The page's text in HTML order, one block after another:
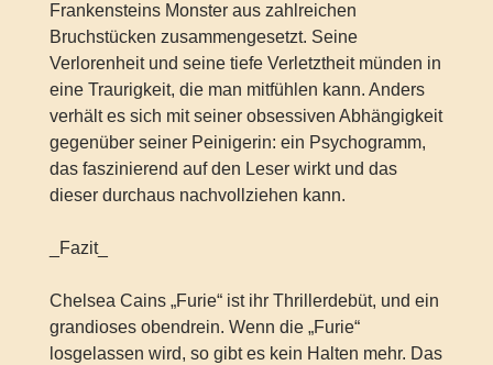
Frankensteins Monster aus zahlreichen
Bruchstücken zusammengesetzt. Seine
Verlorenheit und seine tiefe Verletztheit münden in
eine Traurigkeit, die man mitfühlen kann. Anders
verhält es sich mit seiner obsessiven Abhängigkeit
gegenüber seiner Peinigerin: ein Psychogramm,
das faszinierend auf den Leser wirkt und das
dieser durchaus nachvollziehen kann.
_Fazit_
Chelsea Cains „Furie“ ist ihr Thrillerdebüt, und ein
grandioses obendrein. Wenn die „Furie“
losgelassen wird, so gibt es kein Halten mehr. Das